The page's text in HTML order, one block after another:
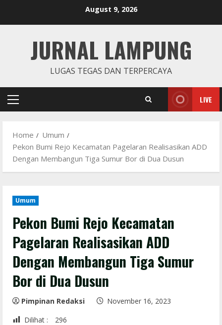
August 9, 2026
JURNAL LAMPUNG
LUGAS TEGAS DAN TERPERCAYA
Primary
LIVE
Home
Umum
Pekon Bumi Rejo Kecamatan Pagelaran Realisasikan ADD
Dengan Membangun Tiga Sumur Bor di Dua Dusun
Umum
Pekon Bumi Rejo Kecamatan
Pagelaran Realisasikan ADD
Dengan Membangun Tiga Sumur
Bor di Dua Dusun
Pimpinan Redaksi
November 16, 2023
Dilihat :
296